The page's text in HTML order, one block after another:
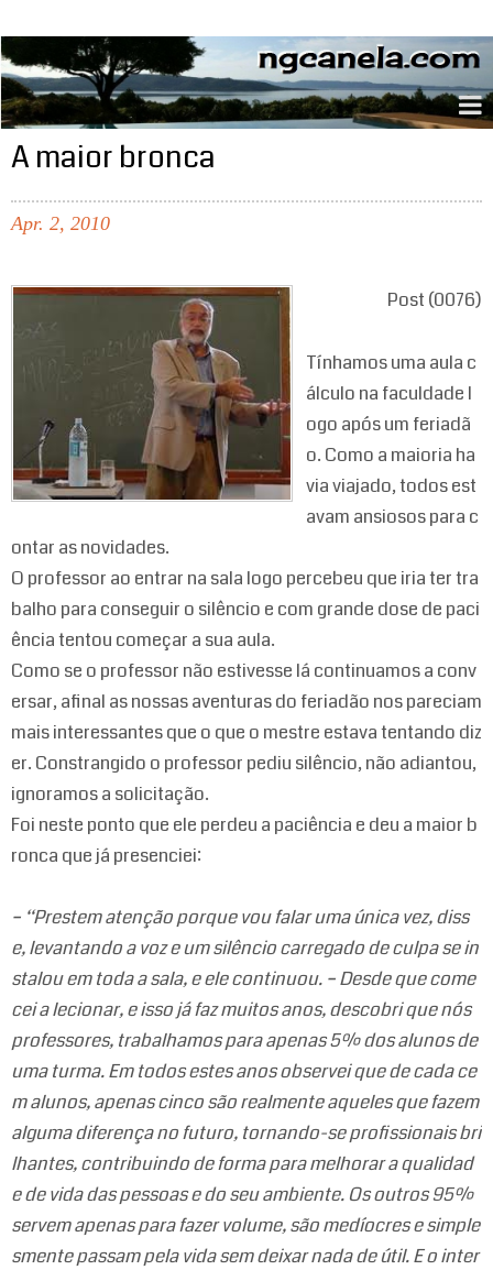
A maior bronca
Apr. 2, 2010
Post (0076)
Tínhamos uma aula c
álculo na faculdade l
ogo após um feriadã
o. Como a maioria ha
via viajado, todos est
avam ansiosos para c
ontar as novidades.
O professor ao entrar na sala logo percebeu que iria ter tra
balho para conseguir o silêncio e com grande dose de paci
ência tentou começar a sua aula.
Como se o professor não estivesse lá continuamos a conv
ersar, afinal as nossas aventuras do feriadão nos pareciam
mais interessantes que o que o mestre estava tentando diz
er. Constrangido o professor pediu silêncio, não adiantou,
ignoramos a solicitação.
Foi neste ponto que ele perdeu a paciência e deu a maior b
ronca que já presenciei:
– “Prestem atenção porque vou falar uma única vez, diss
e, levantando a voz e um silêncio carregado de culpa se in
stalou em toda a sala, e ele continuou. – Desde que come
cei a lecionar, e isso já faz muitos anos, descobri que nós
professores, trabalhamos para apenas 5% dos alunos de
uma turma. Em todos estes anos observei que de cada ce
m alunos, apenas cinco são realmente aqueles que fazem
alguma diferença no futuro, tornando-se profissionais bri
lhantes, contribuindo de forma para melhorar a qualidad
e de vida das pessoas e do seu ambiente. Os outros 95%
servem apenas para fazer volume, são medíocres e simple
smente passam pela vida sem deixar nada de útil. E o inter